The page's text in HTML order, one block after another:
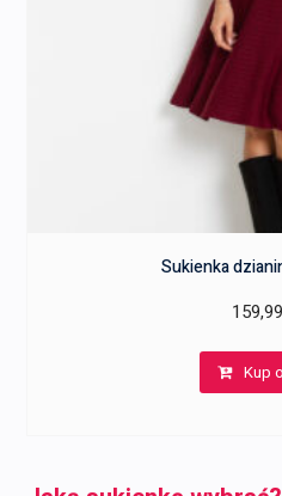
Sukienka
159,99
Kup